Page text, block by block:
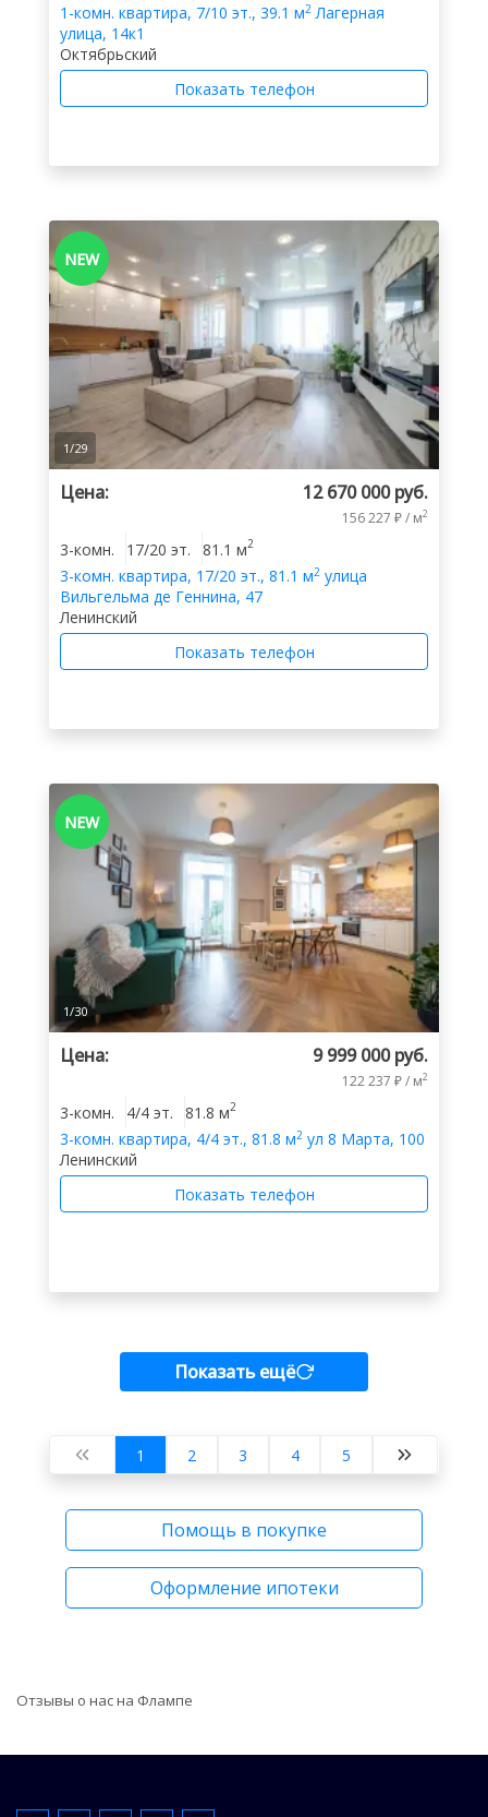
1-комн. квартира, 7/10 эт., 39.1 м2 Лагерная
улица, 14к1
Октябрьский
Показать телефон
1/29
NEW
Цена: 12 670 000 руб.
156 227 ₽ / м2
3-комн. 17/20 эт. 81.1 м2
3-комн. квартира, 17/20 эт., 81.1 м2 улица
Вильгельма де Геннина, 47
Ленинский
Показать телефон
1/30
NEW
Цена: 9 999 000 руб.
122 237 ₽ / м2
3-комн. 4/4 эт. 81.8 м2
3-комн. квартира, 4/4 эт., 81.8 м2 ул 8 Марта, 100
Ленинский
Показать телефон
Показать ещё
1 2 3 4 5
Помощь в покупке
Оформление ипотеки
Отзывы о нас на Флампе